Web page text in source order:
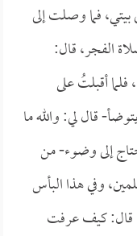
فما وصلت إلى
الفجر، قال:
أقبلتُ على
قال لي: والله ما
إلى وضوء- من
وفي هذا البأس
قال: كيف عرفت